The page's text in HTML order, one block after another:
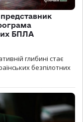
БПЛА
глибині стає
безпілотних